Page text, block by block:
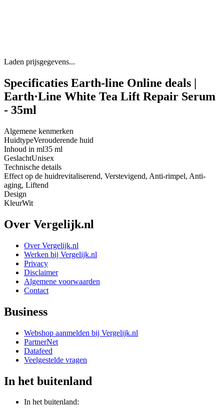
Laden prijsgegevens...
Specificaties Earth-line Online deals |
Earth·Line White Tea Lift Repair Serum
- 35ml
Algemene kenmerken
HuidtypeVerouderende huid
Inhoud in ml35 ml
GeslachtUnisex
Technische details
Effect op de huidrevitaliserend, Verstevigend, Anti-rimpel, Anti-
aging, Liftend
Design
KleurWit
Over Vergelijk.nl
Over Vergelijk.nl
Werken bij Vergelijk.nl
Privacy
Disclaimer
Algemene voorwaarden
Contact
Business
Webshop aanmelden bij Vergelijk.nl
PartnerNet
Datafeed
Veelgestelde vragen
In het buitenland
In het buitenland: